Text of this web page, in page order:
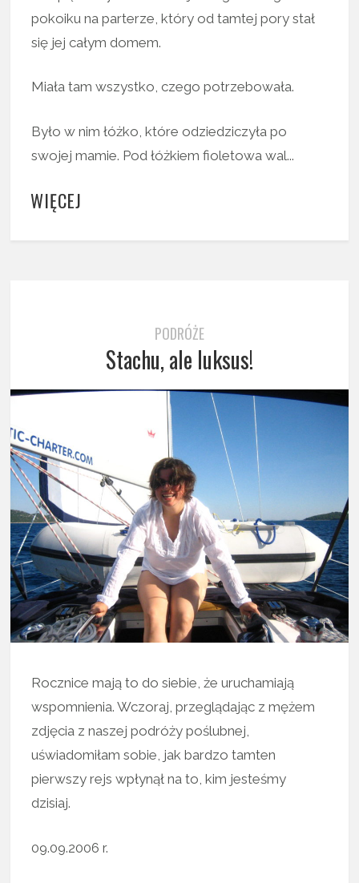
pokoiku na parterze, który od tamtej pory stał
się jej całym domem.
Miała tam wszystko, czego potrzebowała.
Było w nim łóżko, które odziedziczyła po
swojej mamie. Pod łóżkiem fioletowa wal...
WIĘCEJ
PODRÓŻE
Stachu, ale luksus!
Rocznice mają to do siebie, że uruchamiają
wspomnienia. Wczoraj, przeglądając z mężem
zdjęcia z naszej podróży poślubnej,
uświadomiłam sobie, jak bardzo tamten
pierwszy rejs wpłynął na to, kim jesteśmy
dzisiaj.
09.09.2006 r.